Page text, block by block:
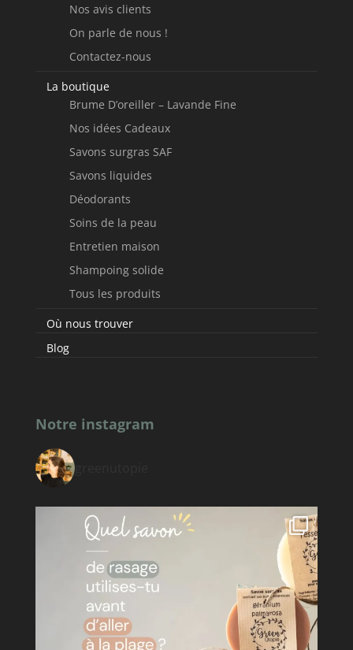
Nos avis clients
On parle de nous !
Contactez-nous
La boutique
Brume D’oreiller – Lavande Fine
Nos idées Cadeaux
Savons surgras SAF
Savons liquides
Déodorants
Soins de la peau
Entretien maison
Shampoing solide
Tous les produits
Où nous trouver
Blog
Notre instagram
greenutopie